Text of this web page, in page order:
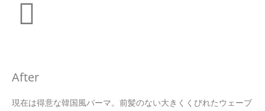
After
現在は得意な韓国風パーマ。前髪のない大きくくびれたウェーブ